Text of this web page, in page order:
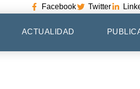
Facebook Twitter
ACTUALIDAD